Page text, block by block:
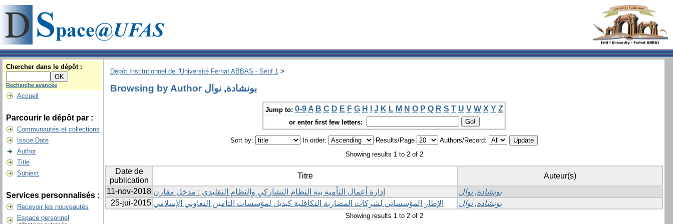
Chercher dans le dépôt :
Recherche avancée
Accueil
Parcourir le dépôt par :
Communautés et collections
Issue Date
Author
Title
Subject
Services personnalisés :
Recevoir les nouveautés
Espace personnel
Dépôt Institutionnel de l'Université Ferhat ABBAS - Sétif 1 >
Browsing by Author بونشادة, نوال
Jump to: 0-9 A B C D E F G H J K L M N O P Q R S T U V W X Y Z
or enter first few letters:
Sort by: In order: Results/Page
Authors/Record:
Showing results 1 to 2 of 2
Date de
publication
Titre
Auteur(s)
11-nov-2018 إدارة أعمال التأميه بيه النظام التشاركي والنظام التقليدي : مدخل مقارن
بونشادة, نوال
25-jui-2015 الإطار المؤسساتي لشركات المضاربة التكافلية كبديل لمؤسسات التأمين التعاوني الإسلامي بونشادة, نوال
Showing results 1 to 2 of 2